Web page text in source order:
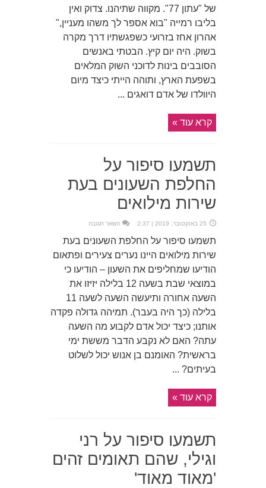
של "עתון 77". מקווה שתיהנו. צדוק ואין
בליבו רמייה "בוא אספר לך משהו מעניין,"
אהרון אחז בזרועי כשפגשתיו דרך מקרה
בשוק. היה יום קיץ. הבטתי באנשים
הסובבים בינות לדוכני השוק המלאים
בשפעת הארץ, ותוהה הייתי כיצד מיום
היוולדו של אדם דואגים ...
קרא עוד »
תשמעו סיפור על
החלפת השעונים בעת
שירות מילואים
25 באוקטובר, 2019 | 2:37 השאר תגובה
תשמעו סיפור על החלפת השעונים בעת
שירות מילואים היינו נערים צעירים ופתאום
הודיעו שמחליפים את השעון – הודיעו כי
במוצאי שבת בשעה 12 בלילה יזיזו את
השעה אחורה ותיעשה השעה לשעה 11
בלילה (כך היה בעבר). תמיהה גדולה פקדה
אותנו; כיצד יכול אדם לקבוע מה השעה
עתה? האם לא נקבע הדבר מששת ימי
בראשית? האומנם בן אנוש יכול לשלוט
בעיתים? ...
קרא עוד »
תשמעו סיפור על רני
וגילי, שהם תאומים זהים
'מאוד מאוד'